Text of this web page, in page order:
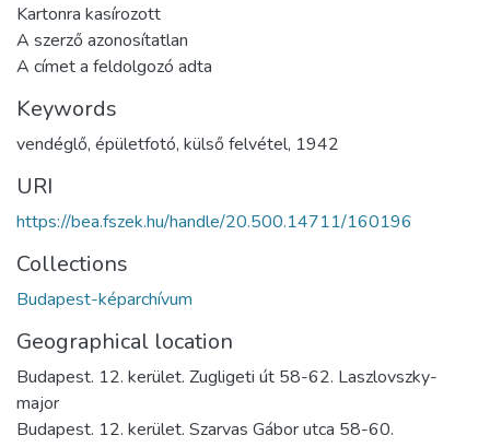
Kartonra kasírozott
A szerző azonosítatlan
A címet a feldolgozó adta
Keywords
vendéglő, épületfotó, külső felvétel, 1942
URI
https://bea.fszek.hu/handle/20.500.14711/160196
Collections
Budapest-képarchívum
Geographical location
Budapest. 12. kerület. Zugligeti út 58-62. Laszlovszky-
major
Budapest. 12. kerület. Szarvas Gábor utca 58-60.